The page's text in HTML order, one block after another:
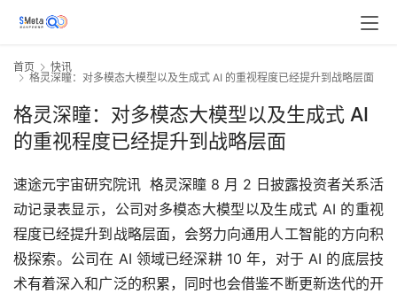
首页
快讯
格灵深瞳：对多模态大模型以及生成式 AI 的重视程度已经提升到战略层面
格灵深瞳：对多模态大模型以及生成式 AI
的重视程度已经提升到战略层面
速途元宇宙研究院讯  格灵深瞳 8 月 2 日披露投资者关系活
动记录表显示，公司对多模态大模型以及生成式 AI 的重视
程度已经提升到战略层面，会努力向通用人工智能的方向积
极探索。公司在 AI 领域已经深耕 10 年，对于 AI 的底层技
术有着深入和广泛的积累，同时也会借鉴不断更新迭代的开